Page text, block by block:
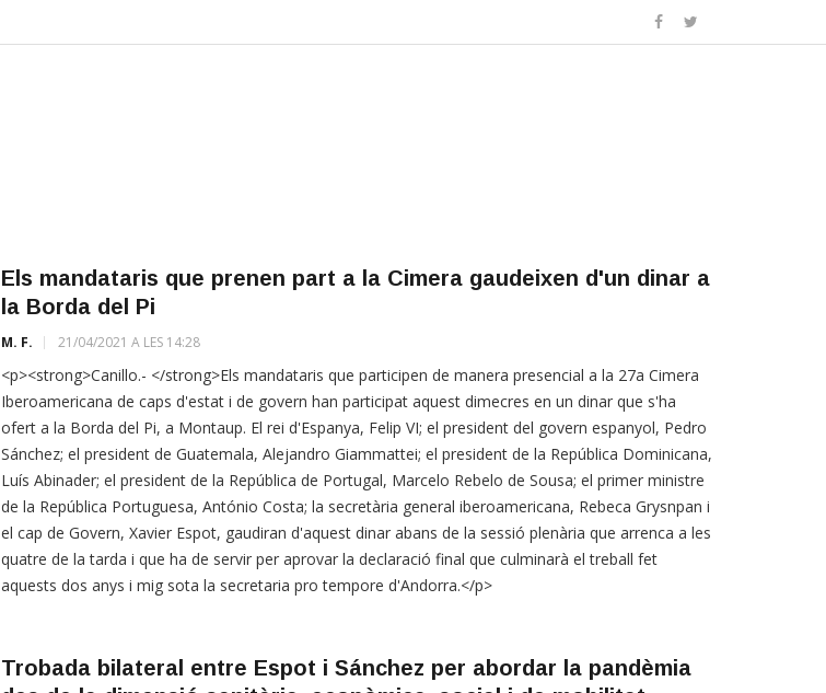
Els mandataris que prenen part a la Cimera gaudeixen d'un dinar a
la Borda del Pi
M. F. 21/04/2021 A LES 14:28
<p><strong>Canillo.- </strong>Els mandataris que participen de manera presencial a la 27a Cimera
Iberoamericana de caps d'estat i de govern han participat aquest dimecres en un dinar que s'ha
ofert a la Borda del Pi, a Montaup. El rei d'Espanya, Felip VI; el president del govern espanyol, Pedro
Sánchez; el president de Guatemala, Alejandro Giammattei; el president de la República Dominicana,
Luís Abinader; el president de la República de Portugal, Marcelo Rebelo de Sousa; el primer ministre
de la República Portuguesa, António Costa; la secretària general iberoamericana, Rebeca Grysnpan i
el cap de Govern, Xavier Espot, gaudiran d'aquest dinar abans de la sessió plenària que arrenca a les
quatre de la tarda i que ha de servir per aprovar la declaració final que culminarà el treball fet
aquests dos anys i mig sota la secretaria pro tempore d'Andorra.</p>
Trobada bilateral entre Espot i Sánchez per abordar la pandèmia